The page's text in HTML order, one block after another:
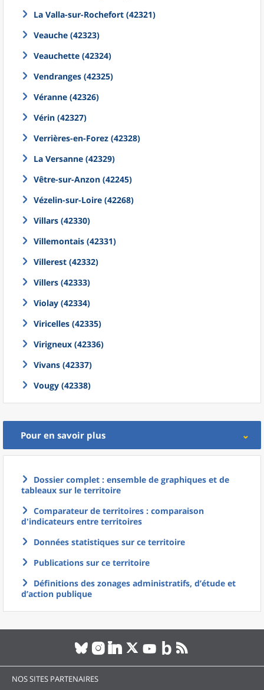
La Valla-sur-Rochefort (42321)
Veauche (42323)
Veauchette (42324)
Vendranges (42325)
Véranne (42326)
Vérin (42327)
Verrières-en-Forez (42328)
La Versanne (42329)
Vêtre-sur-Anzon (42245)
Vézelin-sur-Loire (42268)
Villars (42330)
Villemontais (42331)
Villerest (42332)
Villers (42333)
Violay (42334)
Viricelles (42335)
Virigneux (42336)
Vivans (42337)
Vougy (42338)
Pour en savoir plus
Dossier complet : ensemble de graphiques et de
tableaux sur le territoire
Comparateur de territoires : comparaison
d'indicateurs entre territoires
Données statistiques sur ce territoire
Publications sur ce territoire
Définitions des zonages administratifs, d’étude et
d’action publique
NOS SITES PARTENAIRES